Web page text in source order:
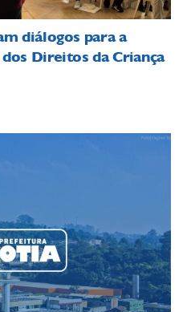
diálogos para a
Direitos da Criança